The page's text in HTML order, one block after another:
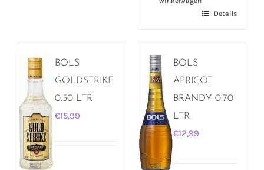
Details
BOLS
GOLDSTRIKE
0.50 LTR
€15,99
BOLS
APRICOT
BRANDY 0.70
LTR
€12,99